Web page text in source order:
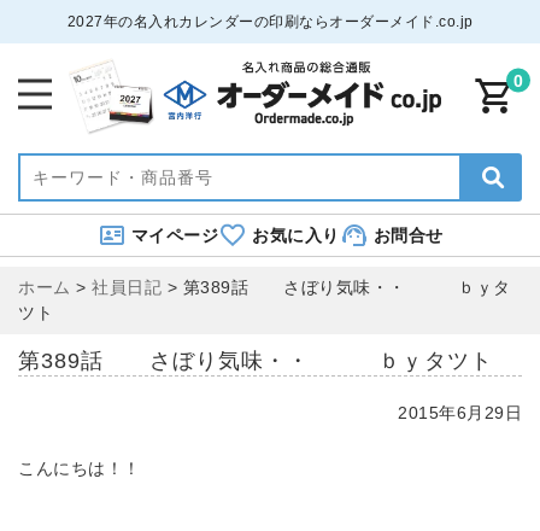
2027年の名入れカレンダーの印刷ならオーダーメイド.co.jp
0
マイページ お気に入り お問合せ
ホーム > 社員日記 > 第389話 さぼり気味・・ ｂｙタ
ツト
第389話 さぼり気味・・ ｂｙタツト
2015年6月29日
こんにちは！！